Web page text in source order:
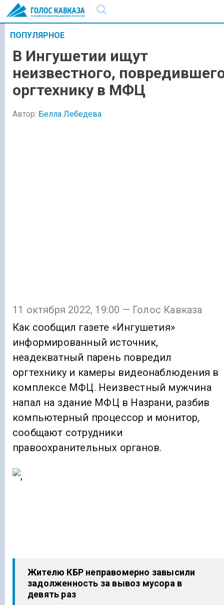
ПОПУЛЯРНОЕ
В Ингушетии ищут
неизвестного,
оргтехнику в МФЦ
Автор: Белла Лебедева
11 октября 2022, 19:00 — Голос Кавказа
Как сообщил газете «Ингушетия»
информированный источник,
неадекватный парень повредил
оргтехнику и камеры видеонаблюдения в
комплексе МФЦ. Неизвестный мужчина
напал на здание МФЦ в Назрани, разбив
компьютерный процессор и монитор,
сообщают сотрудники
правоохранительных органов.
Жителю КБР неправомерно завысили
задолженность за вывоз мусора в
девять раз